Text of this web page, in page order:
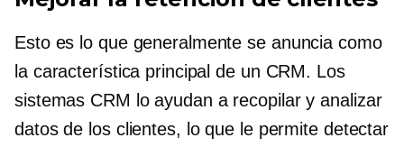
Esto es lo que generalmente se anuncia como
la característica principal de un CRM. Los
sistemas CRM lo ayudan a recopilar y analizar
datos de los clientes, lo que le permite detectar